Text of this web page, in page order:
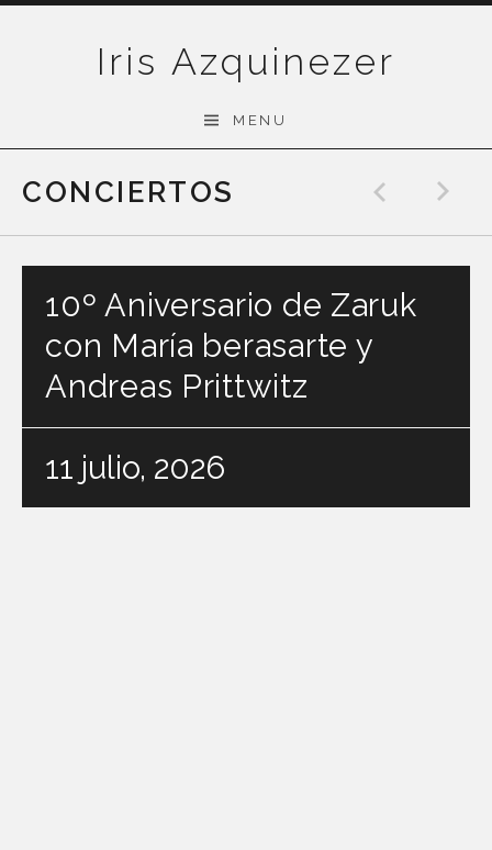
Iris Azquinezer
MENU
CONCIERTOS
10º Aniversario de Zaruk
con María berasarte y
Andreas Prittwitz
11 julio, 2026